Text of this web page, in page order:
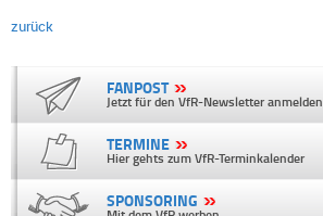
zurück
FANPOST
Jetzt für den VfR-Newsletter anmelden
TERMINE
Hier gehts zum VfR-Terminkalender
SPONSORING